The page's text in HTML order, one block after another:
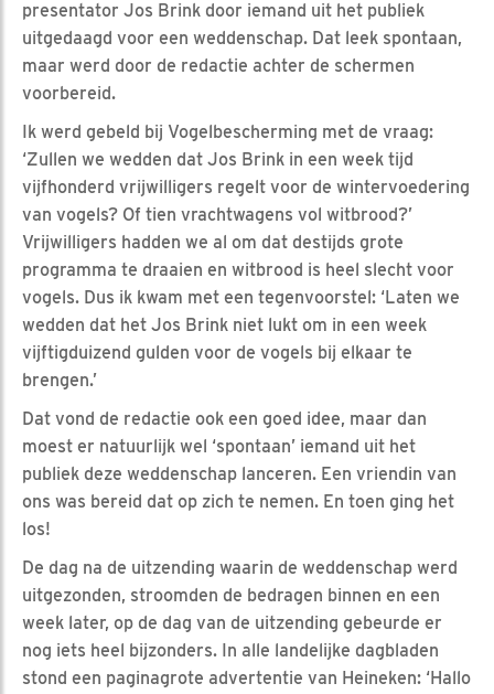
presentator Jos Brink door iemand uit het publiek
uitgedaagd voor een weddenschap. Dat leek spontaan,
maar werd door de redactie achter de schermen
voorbereid.
Ik werd gebeld bij Vogelbescherming met de vraag:
‘Zullen we wedden dat Jos Brink in een week tijd
vijfhonderd vrijwilligers regelt voor de wintervoedering
van vogels? Of tien vrachtwagens vol witbrood?’
Vrijwilligers hadden we al om dat destijds grote
programma te draaien en witbrood is heel slecht voor
vogels. Dus ik kwam met een tegenvoorstel: ‘Laten we
wedden dat het Jos Brink niet lukt om in een week
vijftigduizend gulden voor de vogels bij elkaar te
brengen.’
Dat vond de redactie ook een goed idee, maar dan
moest er natuurlijk wel ‘spontaan’ iemand uit het
publiek deze weddenschap lanceren. Een vriendin van
ons was bereid dat op zich te nemen. En toen ging het
los!
De dag na de uitzending waarin de weddenschap werd
uitgezonden, stroomden de bedragen binnen en een
week later, op de dag van de uitzending gebeurde er
nog iets heel bijzonders. In alle landelijke dagbladen
stond een paginagrote advertentie van Heineken: ‘Hallo